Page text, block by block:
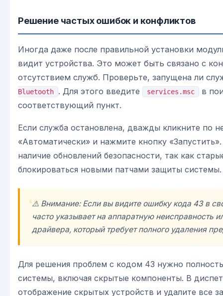
Решение частых ошибок и конфликтов
Иногда даже после правильной установки
видит устройства. Это может быть связано с
отсутствием служб. Проверьте, запущена ли
Bluetooth . Для этого введите services.msc
в
соответствующий пункт.
Если служба остановлена, дважды кликните по
«Автоматически» и нажмите кнопку
наличие обновлений безопасности, так как
блокироваться новыми патчами защиты системы.
⚠️ Внимание: Если вы видите ошибку кода 43 в
часто указывает на аппаратную неисправность
драйвера, который требует полного удаления
Для решения проблем с кодом 43 нужно
системы, включая скрытые компоненты. В
отображение скрытых устройств и удалите все